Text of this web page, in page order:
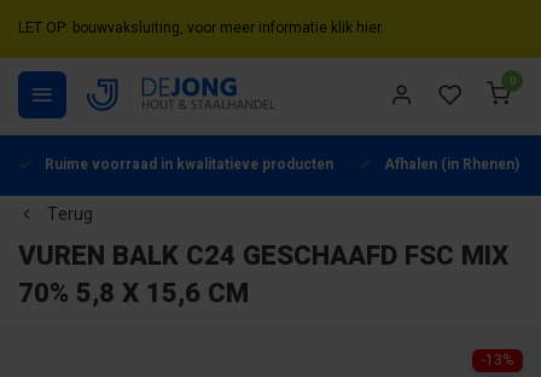
LET OP: bouwvaksluiting, voor meer informatie klik hier.
0
Ruime voorraad in kwalitatieve producten Afhalen (in Rhenen)
Terug
VUREN BALK C24 GESCHAAFD FSC MIX
70% 5,8 X 15,6 CM
-13%